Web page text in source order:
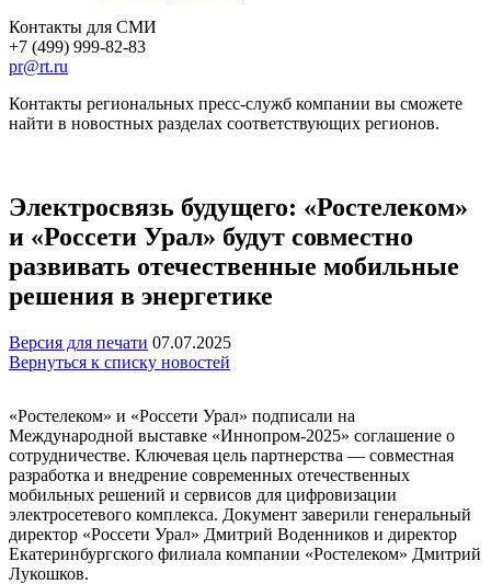
Контакты для СМИ
+7 (499) 999-82-83
pr@rt.ru
Контакты региональных пресс-служб компании вы сможете
найти в новостных разделах соответствующих регионов.
Электросвязь будущего: «Ростелеком»
и «Россети Урал» будут совместно
развивать отечественные мобильные
решения в энергетике
Версия для печати 07.07.2025
Вернуться к списку новостей
«Ростелеком» и «Россети Урал» подписали на
Международной выставке «Иннопром-2025» соглашение о
сотрудничестве. Ключевая цель партнерства — совместная
разработка и внедрение современных отечественных
мобильных решений и сервисов для цифровизации
электросетевого комплекса. Документ заверили генеральный
директор «Россети Урал» Дмитрий Воденников и директор
Екатеринбургского филиала компании «Ростелеком» Дмитрий
Лукошков.